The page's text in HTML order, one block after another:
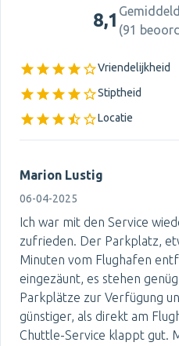
8,1 (91
Vriendelijkheid
Stiptheid
Locatie
Marion Lustig
06-04-2025
Ich war mit den Service
zufrieden. Der Parkplatz,
Minuten vom Flughafen
eingezäunt, es stehen
Parkplätze zur Verfügung
günstiger, als direkt am
Chuttle-Service klappt gut.